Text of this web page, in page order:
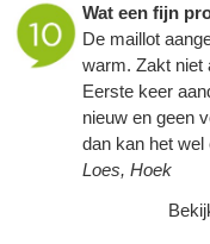
Wat een fijn
De maillot
warm. Zakt niet
Eerste keer
nieuw en geen
dan kan het wel
Loes, Hoek